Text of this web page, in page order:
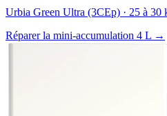
Urbia Green Ultra (3CEp) · 25 à 30
Réparer la mini-accumulation 4 L →